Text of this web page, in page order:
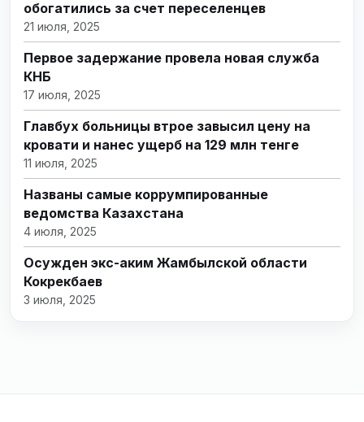
обогатились за счет переселенцев
21 июля, 2025
Первое задержание провела новая служба
КНБ
17 июля, 2025
Главбух больницы втрое завысил цену на
кровати и нанес ущерб на 129 млн тенге
11 июля, 2025
Названы самые коррумпированные
ведомства Казахстана
4 июля, 2025
Осужден экс-аким Жамбылской области
Кокрекбаев
3 июля, 2025